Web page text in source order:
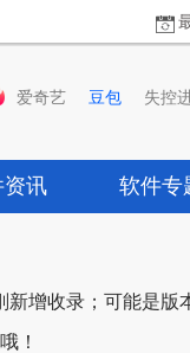
爱奇艺 豆包 失控
讯 软件专
增收录；可能是版
！